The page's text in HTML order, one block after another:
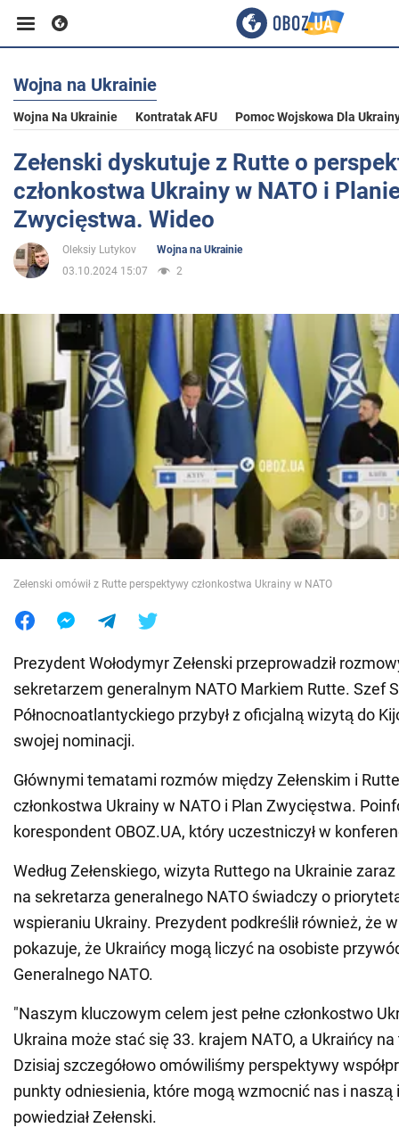
Biznes
Sport
Rozrywka
Życie
Polityka
Społeczeństwo
Wojna na Ukrainie
Świat
Jedzenie
Wojna na Ukrainie
Wojna Na Ukrainie Kontratak AFU Pomoc Wojskowa Dla
Zełenski dyskutuje z Rutte o
członkostwa Ukrainy w NATO i
Zwycięstwa. Wideo
Oleksiy Lutykov
Wojna na Ukrainie
03.10.2024 15:07
2
Zełenski omówił z Rutte perspektywy członkostwa Ukrainy w NATO
Prezydent Wołodymyr Zełenski przeprowadził
sekretarzem generalnym NATO Markiem Rutte. Szef
Północnoatlantyckiego przybył z oficjalną wizytą do
swojej nominacji.
Głównymi tematami rozmów między Zełenskim i
członkostwa Ukrainy w NATO i Plan Zwycięstwa.
korespondent OBOZ.UA, który uczestniczył w
Według Zełenskiego, wizyta Ruttego na Ukrainie
na sekretarza generalnego NATO świadczy o
wspieraniu Ukrainy. Prezydent podkreślił również, że
pokazuje, że Ukraińcy mogą liczyć na osobiste
Generalnego NATO.
"Naszym kluczowym celem jest pełne członkostwo
Ukraina może stać się 33. krajem NATO, a Ukraińcy na
Dzisiaj szczegółowo omówiliśmy perspektywy
punkty odniesienia, które mogą wzmocnić nas i naszą
powiedział Zełenski.